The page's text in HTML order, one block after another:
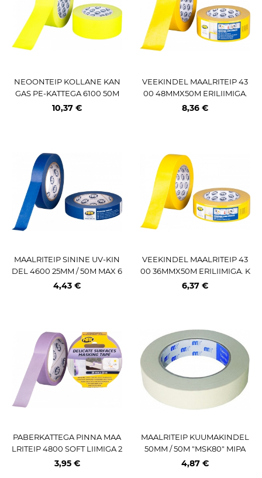
NEOONTEIP KOLLANE KAN
GAS PE-KATTEGA 6100 50M
MX25M HPX
10,37 €
VEEKINDEL MAALRITEIP 43
00 48MMX50M ERILIIMIGA.
KOLLANE HPX
8,36 €
MAALRITEIP SININE UV-KIN
DEL 4600 25MM / 50M MAX 6
0C* HPX
4,43 €
VEEKINDEL MAALRITEIP 43
00 36MMX50M ERILIIMIGA. K
OLLANE HPX
6,37 €
PABERKATTEGA PINNA MAA
LRITEIP 4800 SOFT LIIMIGA 2
5MMX25M VIOLETT HPX
3,95 €
MAALRITEIP KUUMAKINDEL
50MM / 50M "MSK80" MIPA
4,87 €